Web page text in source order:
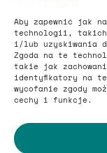
Aby zapewnić jak
technologii, takich
i/lub uzyskiwania
Zgoda na te
takie jak
identyfikatory na
wycofanie zgody
cechy i funkcje.